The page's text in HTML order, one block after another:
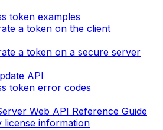
token examples
a token on the client
a token on a secure server
API
token error codes
Web API Reference Guide
license information